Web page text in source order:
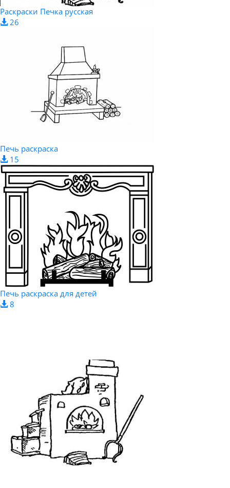
Раскраски Печка русская
26
Печь раскраска
15
Печь раскраска для детей
8